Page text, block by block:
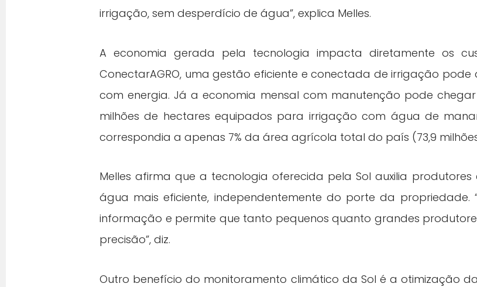
irrigação, sem desperdício de água”, explica Melles.
A economia gerada pela tecnologia impacta diretamente os
ConectarAGRO, uma gestão eficiente e conectada de irrigação pode
com energia. Já a economia mensal com manutenção pode chegar
milhões de hectares equipados para irrigação com água de
correspondia a apenas 7% da área agrícola total do país (73,9
Melles afirma que a tecnologia oferecida pela Sol auxilia
água mais eficiente, independentemente do porte da propriedade.
informação e permite que tanto pequenos quanto grandes
precisão”, diz.
Outro benefício do monitoramento climático da Sol é a otimização